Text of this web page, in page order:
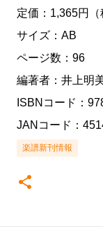
定価：1,365円（
サイズ：AB
ページ数：96
編著者：井上明
ISBNコード：
JANコード：
楽譜新刊情報